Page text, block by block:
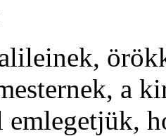
a
emlegetjük,